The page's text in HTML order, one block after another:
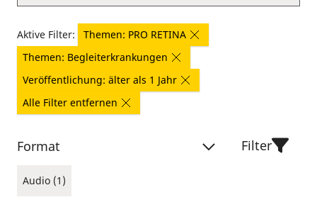
Aktive Filter:
Themen: PRO RETINA
Themen: Begleiterkrankungen
Veröffentlichung: älter als 1 Jahr
Alle Filter entfernen
Format
Audio (1)
Filter